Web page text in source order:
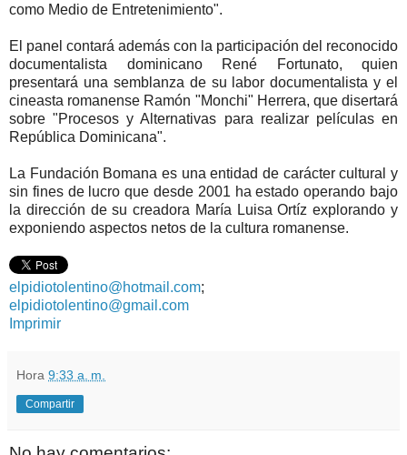
como Medio de Entretenimiento".
El panel contará además con la participación del reconocido
documentalista dominicano René Fortunato, quien
presentará una semblanza de su labor documentalista y el
cineasta romanense Ramón "Monchi" Herrera, que disertará
sobre "Procesos y Alternativas para realizar películas en
República Dominicana".
La Fundación Bomana es una entidad de carácter cultural y
sin fines de lucro que desde 2001 ha estado operando bajo
la dirección de su creadora María Luisa Ortíz explorando y
exponiendo aspectos netos de la cultura romanense.
elpidiotolentino@hotmail.com;
elpidiotolentino@gmail.com
Imprimir
Hora 9:33 a. m.
Compartir